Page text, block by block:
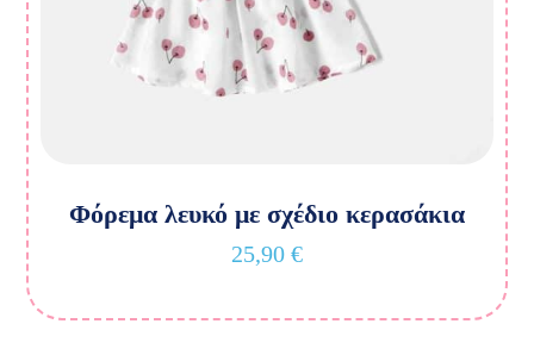
Φόρεμα λευκό με σχέδιο κερασάκια
25,90 €